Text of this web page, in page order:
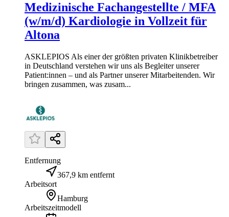
Medizinische Fachangestellte / MFA
(w/m/d) Kardiologie in Vollzeit für
Altona
ASKLEPIOS Als einer der größten privaten Klinikbetreiber
in Deutschland verstehen wir uns als Begleiter unserer
Patient:innen – und als Partner unserer Mitarbeitenden. Wir
bringen zusammen, was zusam...
Entfernung
367,9 km entfernt
Arbeitsort
Hamburg
Arbeitszeitmodell